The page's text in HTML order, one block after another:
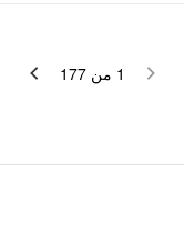
1 من 177